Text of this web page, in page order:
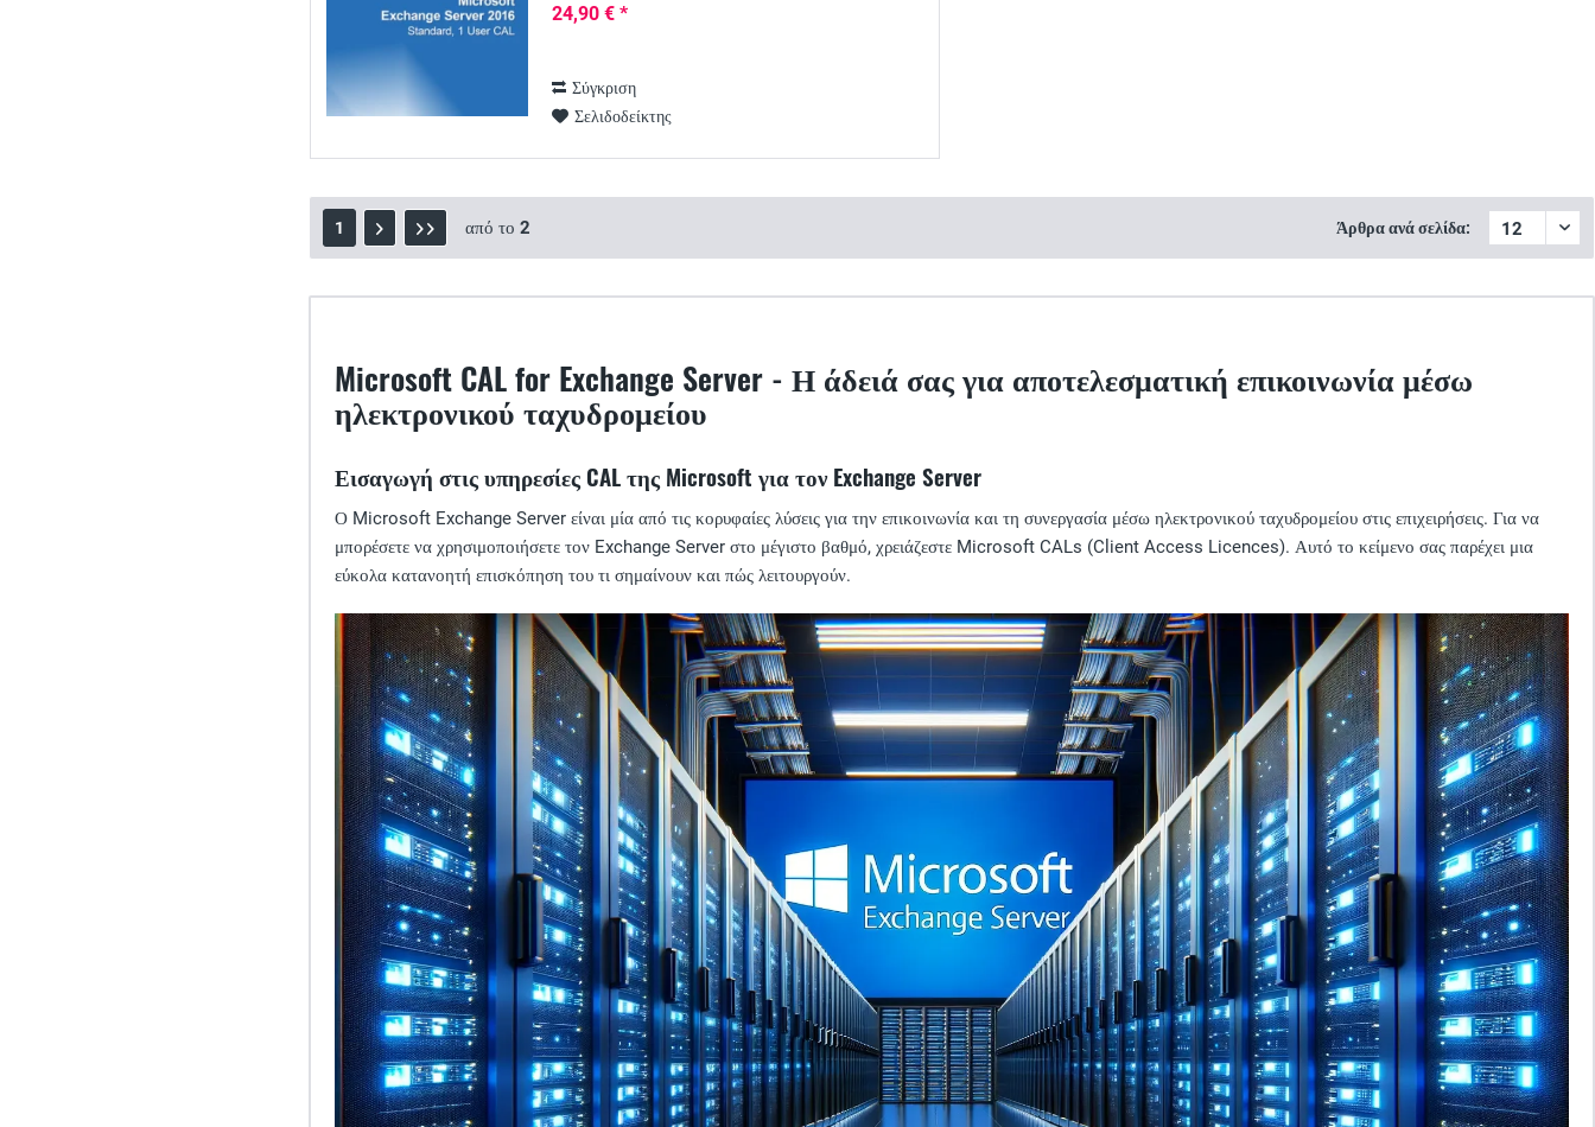
24,90 € *
Σύγκριση
Σελιδοδείκτης
1 από το 2 Άρθρα ανά σελίδα:
Microsoft CAL for Exchange Server - Η άδειά σας για αποτελεσματική επικοινωνία μέσω
ηλεκτρονικού ταχυδρομείου
Εισαγωγή στις υπηρεσίες CAL της Microsoft για τον Exchange Server
Ο Microsoft Exchange Server είναι μία από τις κορυφαίες λύσεις για την επικοινωνία και τη συνεργασία μέσω ηλεκτρονικού ταχυδρομείου στις επιχειρήσεις. Για να
μπορέσετε να χρησιμοποιήσετε τον Exchange Server στο μέγιστο βαθμό, χρειάζεστε Microsoft CALs (Client Access Licences). Αυτό το κείμενο σας παρέχει μια
εύκολα κατανοητή επισκόπηση του τι σημαίνουν και πώς λειτουργούν.